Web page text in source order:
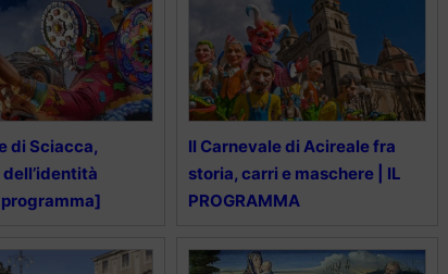
di Sciacca,
Il Carnevale di Acireale fra
storia, carri e maschere | IL
PROGRAMMA